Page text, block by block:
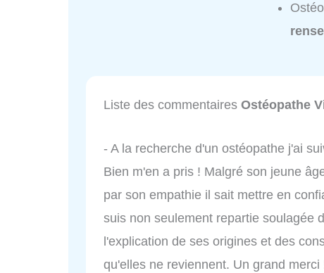
Liste des commentaires Ostéopathe
- A la recherche d'un ostéopathe j'ai
Bien m'en a pris ! Malgré son jeune
par son empathie il sait mettre en
suis non seulement repartie soulagée
l'explication de ses origines et des
qu'elles ne reviennent. Un grand merci